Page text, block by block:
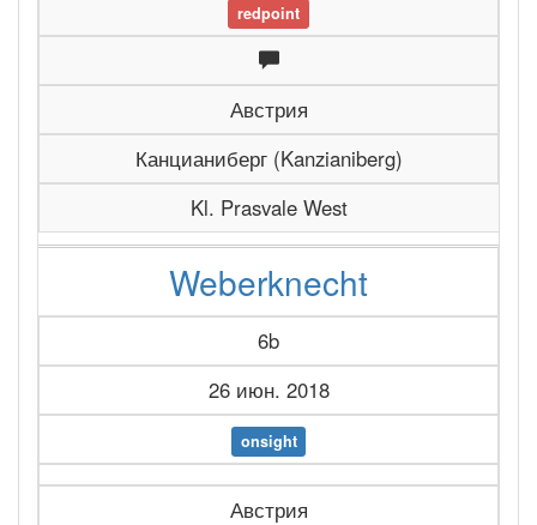
redpoint
Австрия
Канцианиберг (Kanzianiberg)
Kl. Prasvale West
Weberknecht
6b
26 июн. 2018
onsight
Австрия